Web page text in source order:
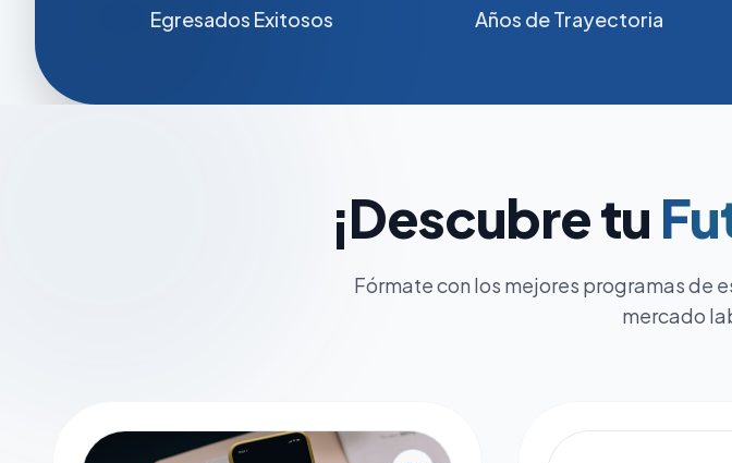
Egresados Exitosos Años de Trayectoria
¡Descubre tu
Fórmate con los mejores programas de
mercado